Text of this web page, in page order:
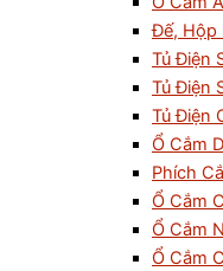
Đế, Hộp
Tủ Điện
Tủ Điện
Tủ Điện
Ổ Cắm
Phích
Ổ Cắm
Ổ Cắm
Ổ Cắm